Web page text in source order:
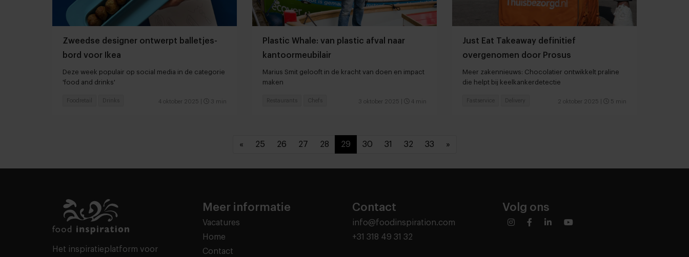
Zweedse designer ontwerpt balletjes-
bord voor Ikea
Deze week populair op social media in de categorie
'food and drinks'
4 oktober 2025 3 min
Foodretail Drinks
Plastic Whale: van plastic afval naar
kantoormeubilair
Marius Smit gelooft in de kracht van doen en impact
maken
3 oktober 2025 4 min
Restaurants Chefs
​​Just Eat Takeaway definitief
overgenomen door Prosus
Meer zakennieuws: Chocolatier ontwikkelt praline
die helpt bij keelkankerdetectie
2 oktober 2025 5 min
Fastservice Delivery
« 25 26 27 28 29 30 31 32 33 »
Het inspiratieplatform voor
Meer informatie
Vacatures
Home
Contact
Contact
info@foodinspiration.com
+31 318 49 31 32
Volg ons